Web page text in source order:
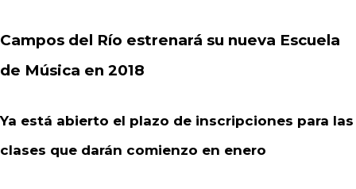
Campos del Río estrenará su nueva Escuela
de Música en 2018
Ya está abierto el plazo de inscripciones para las
clases que darán comienzo en enero